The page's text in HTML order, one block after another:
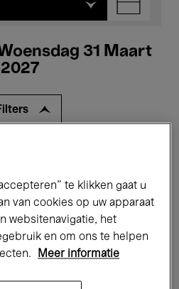
31 Maart
2027
Films
Lezingen & Debatten
Muziek Global Music
te klikken gaat u
van cookies op uw apparaat
websitenavigatie, het
en om ons te helpen
Meer informatie